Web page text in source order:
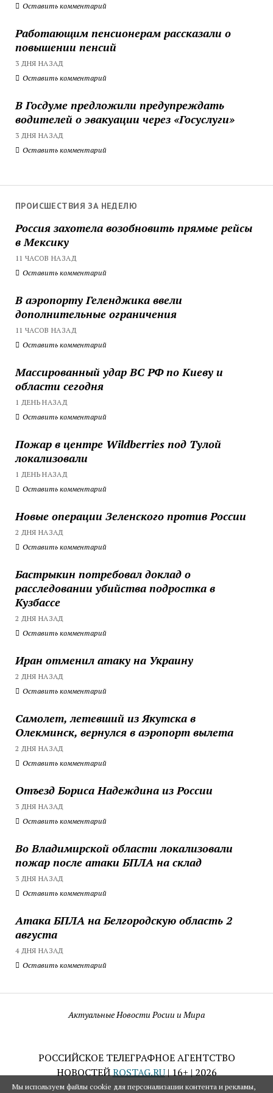
Оставить комментарий
Работающим пенсионерам рассказали о
повышении пенсий
3 ДНЯ НАЗАД
Оставить комментарий
В Госдуме предложили предупреждать
водителей о эвакуации через «Госуслуги»
3 ДНЯ НАЗАД
Оставить комментарий
ПРОИСШЕСТВИЯ ЗА НЕДЕЛЮ
Россия захотела возобновить прямые рейсы
в Мексику
11 ЧАСОВ НАЗАД
Оставить комментарий
В аэропорту Геленджика ввели
дополнительные ограничения
11 ЧАСОВ НАЗАД
Оставить комментарий
Массированный удар ВС РФ по Киеву и
области сегодня
1 ДЕНЬ НАЗАД
Оставить комментарий
Пожар в центре Wildberries под Тулой
локализовали
1 ДЕНЬ НАЗАД
Оставить комментарий
Новые операции Зеленского против России
2 ДНЯ НАЗАД
Оставить комментарий
Бастрыкин потребовал доклад о
расследовании убийства подростка в
Кузбассе
2 ДНЯ НАЗАД
Оставить комментарий
Иран отменил атаку на Украину
2 ДНЯ НАЗАД
Оставить комментарий
Самолет, летевший из Якутска в
Олекминск, вернулся в аэропорт вылета
2 ДНЯ НАЗАД
Оставить комментарий
Отъезд Бориса Надеждина из России
3 ДНЯ НАЗАД
Оставить комментарий
Во Владимирской области локализовали
пожар после атаки БПЛА на склад
3 ДНЯ НАЗАД
Оставить комментарий
Атака БПЛА на Белгородскую область 2
августа
4 ДНЯ НАЗАД
Оставить комментарий
Актуальные Новости Росии и Мира
РОССИЙСКОЕ ТЕЛЕГРАФНОЕ АГЕНТСТВО
НОВОСТЕЙROSTAG.RU| 16+ | 2026
Мы используем файлы cookie для персонализации контента и рекламы,